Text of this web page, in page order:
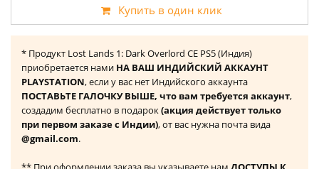
Купить в один клик
* Продукт Lost Lands 1: Dark Overlord CE PS5 (Индия)
приобретается нами НА ВАШ ИНДИЙСКИЙ АККАУНТ
PLAYSTATION, если у вас нет Индийского аккаунта
ПОСТАВЬТЕ ГАЛОЧКУ ВЫШЕ, что вам требуется аккаунт,
создадим бесплатно в подарок(акция действует только
при первом заказе с Индии), от вас нужна почта вида
@gmail.com.